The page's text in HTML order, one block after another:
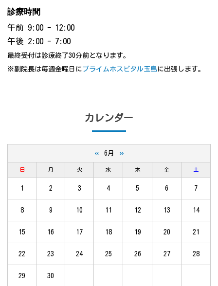
診療時間
午前 9:00 - 12:00
午後 2:00 - 7:00
最終受付は診療終了30分前となります。
※副院長は毎週金曜日にプライムホスピタル玉島に出張します。
カレンダー
« 6月 »
日 月 火 水 木 金 土
1 2 3 4 5 6 7
8 9 10 11 12 13 14
15 16 17 18 19 20 21
22 23 24 25 26 27 28
29 30